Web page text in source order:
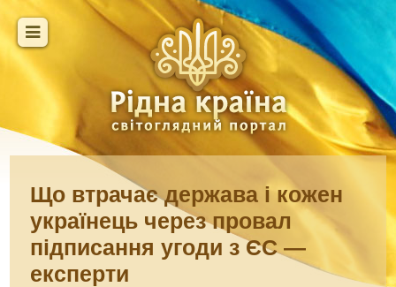
Що втрачає держава і кожен
українець через провал
підписання угоди з ЄС —
експерти